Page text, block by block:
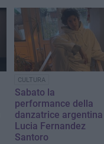
CULTURA
Sabato la
performance della
danzatrice argentina
Lucia Fernandez
Santoro